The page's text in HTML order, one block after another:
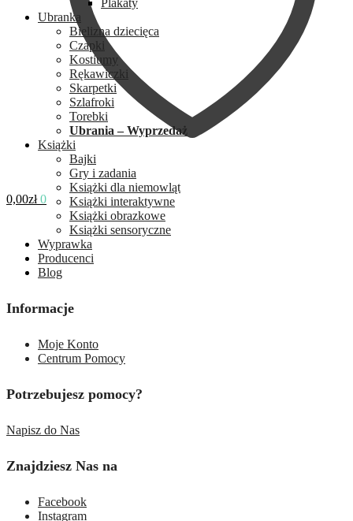
0,00zł 0
Plakaty
Ubranka
Bielizna dziecięca
Czapki
Kostiumy
Rękawiczki
Skarpetki
Szlafroki
Torebki
Ubrania – Wyprzedaż
Książki
Bajki
Gry i zadania
Książki dla niemowląt
Książki interaktywne
Książki obrazkowe
Książki sensoryczne
Wyprawka
Producenci
Blog
Informacje
Moje Konto
Centrum Pomocy
Potrzebujesz pomocy?
Napisz do Nas
Znajdziesz Nas na
Facebook
Instagram